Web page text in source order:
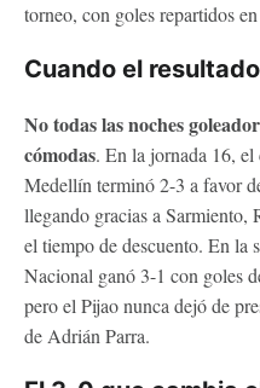
torneo, con goles repartidos
Cuando el
No todas las noches
cómodas. En la jornada 16, el
Medellín terminó 2-3 a favor
llegando gracias a
el tiempo de descuento. En la
Nacional ganó 3-1 con goles
pero el Pijao nunca dejó de
de Adrián Parra.